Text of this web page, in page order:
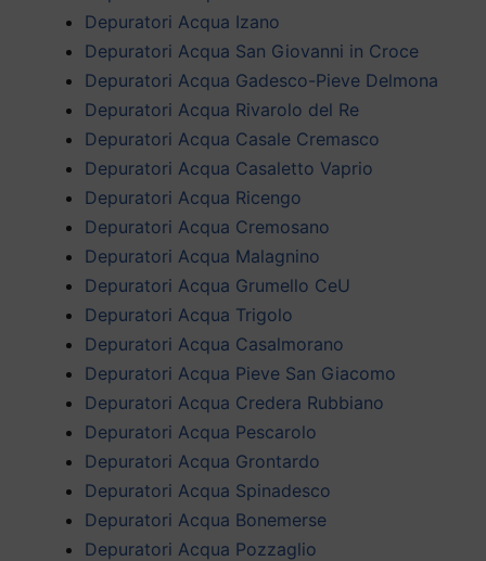
Depuratori Acqua Izano
Depuratori Acqua San Giovanni in Croce
Depuratori Acqua Gadesco-Pieve Delmona
Depuratori Acqua Rivarolo del Re
Depuratori Acqua Casale Cremasco
Depuratori Acqua Casaletto Vaprio
Depuratori Acqua Ricengo
Depuratori Acqua Cremosano
Depuratori Acqua Malagnino
Depuratori Acqua Grumello CeU
Depuratori Acqua Trigolo
Depuratori Acqua Casalmorano
Depuratori Acqua Pieve San Giacomo
Depuratori Acqua Credera Rubbiano
Depuratori Acqua Pescarolo
Depuratori Acqua Grontardo
Depuratori Acqua Spinadesco
Depuratori Acqua Bonemerse
Depuratori Acqua Pozzaglio